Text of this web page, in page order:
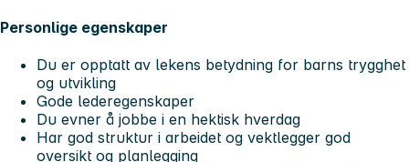
Personlige egenskaper
Du er opptatt av lekens betydning for barns trygghet
og utvikling
Gode lederegenskaper
Du evner å jobbe i en hektisk hverdag
Har god struktur i arbeidet og vektlegger god
oversikt og planlegging